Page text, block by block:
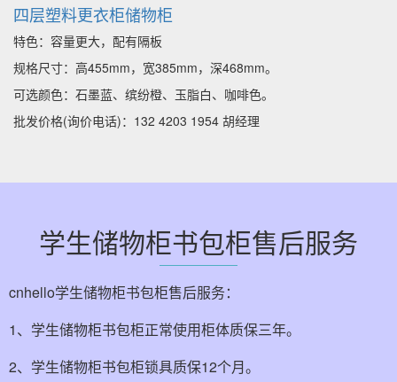
四层塑料更衣柜储物柜
特色：容量更大，配有隔板
规格尺寸：高455mm，宽385mm，深468mm。
可选颜色：石墨蓝、缤纷橙、玉脂白、咖啡色。
批发价格(询价电话)：132 4203 1954 胡经理
学生储物柜书包柜售后服务
cnhello学生储物柜书包柜售后服务：
1、学生储物柜书包柜正常使用柜体质保三年。
2、学生储物柜书包柜锁具质保12个月。